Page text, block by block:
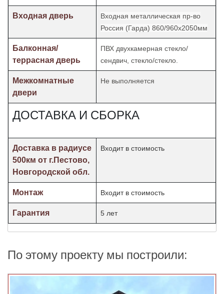
Входная дверь
Входная металлическая пр-во
Россия (Гарда) 860/960х2050мм
Балконная/
террасная дверь
ПВХ двухкамерная стекло/
сендвич, стекло/стекло.
Межкомнатные
двери
Не выполняется
ДОСТАВКА И СБОРКА
Доставка в радиусе
500км от г.Пестово,
Новгородской обл.
Входит в стоимость
Монтаж Входит в стоимость
Гарантия 5 лет
По этому проекту мы построили: